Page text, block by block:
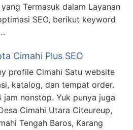
Termasuk dalam Layanan
SEO, berikut keyword
Cimahi Plus SEO
profile Cimahi Satu website
katalog, dan tempat order.
jam nonstop. Yuk punya juga
Cimahi Utara Citeureup,
Tengah Baros, Karang